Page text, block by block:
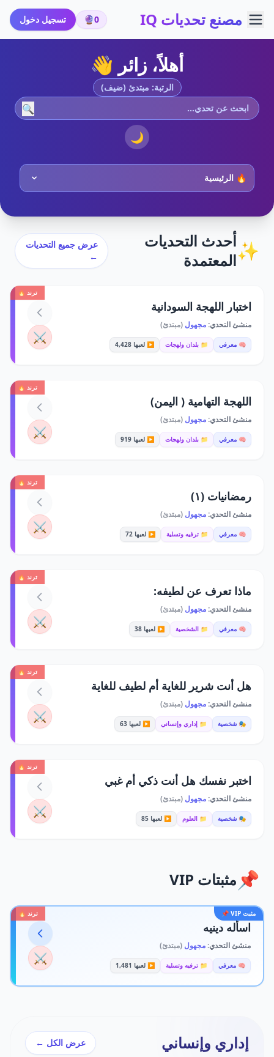
مصنع تحديات IQ 0
🔮 تسجيل دخول
أهلاً، زائر 👋
الرتبة: مبتدئ (ضيف)
🔍
🌙
✨أحدث التحديات
المعتمدة
عرض جميع التحديات
←
ترند 🔥
اختبار اللهجة السودانية
منشئ التحدي:مجهول (مبتدئ)
🧠 معرفي 📁 بلدان ولهجات ▶️ لعبها 4,428 ⚔️
ترند 🔥
اللهجة التهامية ( اليمن)
منشئ التحدي:مجهول (مبتدئ)
🧠 معرفي 📁 بلدان ولهجات ▶️ لعبها 919 ⚔️
ترند 🔥
رمضانيات (١)
منشئ التحدي:مجهول (مبتدئ)
🧠 معرفي 📁 ترفيه وتسلية ▶️ لعبها 72 ⚔️
ترند 🔥
ماذا تعرف عن لطيفه:
منشئ التحدي:مجهول (مبتدئ)
🧠 معرفي 📁 الشخصية ▶️ لعبها 38 ⚔️
ترند 🔥
هل أنت شرير للغاية أم لطيف للغاية
منشئ التحدي:مجهول (مبتدئ)
🎭 شخصية 📁 إداري وإنساني ▶️ لعبها 63 ⚔️
ترند 🔥
اختبر نفسك هل أنت ذكي أم غبي
منشئ التحدي:مجهول (مبتدئ)
🎭 شخصية 📁 العلوم ▶️ لعبها 85 ⚔️
📌 مثبتات VIP
مثبت VIP 📌 ترند 🔥
اسأله دينيه
منشئ التحدي:مجهول (مبتدئ)
🧠 معرفي 📁 ترفيه وتسلية ▶️ لعبها 1,481 ⚔️
إداري وإنساني عرض الكل ←